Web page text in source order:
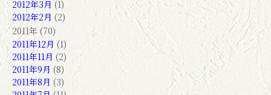
2012年3月 (1)
2012年2月 (2)
2011年 (70)
2011年12月 (1)
2011年11月 (2)
2011年9月 (8)
2011年8月 (3)